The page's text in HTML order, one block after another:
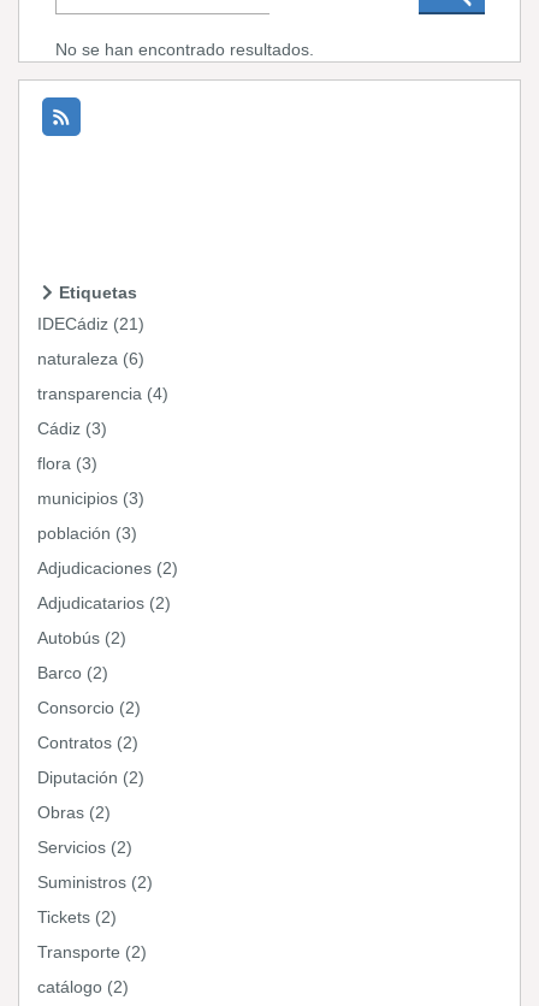
No se han encontrado resultados.
Etiquetas
IDECádiz (21)
naturaleza (6)
transparencia (4)
Cádiz (3)
flora (3)
municipios (3)
población (3)
Adjudicaciones (2)
Adjudicatarios (2)
Autobús (2)
Barco (2)
Consorcio (2)
Contratos (2)
Diputación (2)
Obras (2)
Servicios (2)
Suministros (2)
Tickets (2)
Transporte (2)
catálogo (2)